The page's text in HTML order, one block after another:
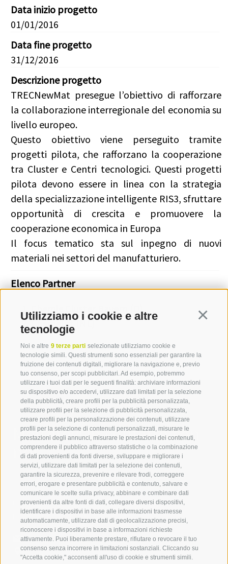
Utilizziamo i cookie e altre
tecnologie
Noi e altre 9 terze parti selezionate utilizziamo cookie e
tecnologie simili. Questi strumenti sono essenziali per garantire la
fruizione dei contenuti digitali, migliorare la navigazione e, previo
tuo consenso, per scopi pubblicitari. Ad esempio, potremmo
utilizzare i tuoi dati per le seguenti finalità: archiviare informazioni
su dispositivo e/o accedervi, utilizzare dati limitati per la selezione
della pubblicità, creare profili per la pubblicità personalizzata,
utilizzare profili per la selezione di pubblicità personalizzata,
creare profili per la personalizzazione dei contenuti, utilizzare
profili per la selezione di contenuti personalizzati, misurare le
prestazioni degli annunci, misurare le prestazioni dei contenuti,
comprendere il pubblico attraverso statistiche o la combinazione
di dati provenienti da fonti diverse, sviluppare e migliorare i
servizi, utilizzare dati limitati per la selezione dei contenuti,
garantire la sicurezza, prevenire e rilevare frodi, correggere
errori, erogare e presentare pubblicità e contenuto, salvare e
comunicare le scelte sulla privacy, abbinare e combinare dati
provenienti da altre fonti di dati, collegare diversi dispositivi,
identificare i dispositivi in base alle informazioni trasmesse
automaticamente, utilizzare dati di geolocalizzazione precisi,
riconoscere i dispositivi in base a informazioni richieste
attivamente. Puoi liberamente prestare, rifiutare o revocare il tuo
consenso senza incorrere in limitazioni sostanziali. Cliccando su
"Accetta cookie," acconsenti all'uso di cookie e strumenti simili.
Data inizio progetto
01/01/2016
Data fine progetto
31/12/2016
Descrizione progetto
TRECNewMat presegue l’obiettivo di rafforzare
la collaborazione interregionale del economia su
livello europeo.
Questo obiettivo viene perseguito tramite
progetti pilota, che rafforzano la cooperazione
tra Cluster e Centri tecnologici. Questi progetti
pilota devono essere in linea con la strategia
della specializzazione intelligente RIS3, sfruttare
opportunità di crescita e promuovere la
cooperazione economica in Europa
Il focus tematico sta sul inpegno di nuovi
materiali nei settori del manufatturiero.
Elenco Partner
Chemie Cluster Bayern (D)
Chemelot (NL)
Mettetevi in contatto con
noi
IDM Südtirol - Alto Adige
+39 0471 094 000
info[at]idm-suedtirol.com
idm[at]pec.idm-suedtirol.com
SCRIVICI
DOVE SIAMO